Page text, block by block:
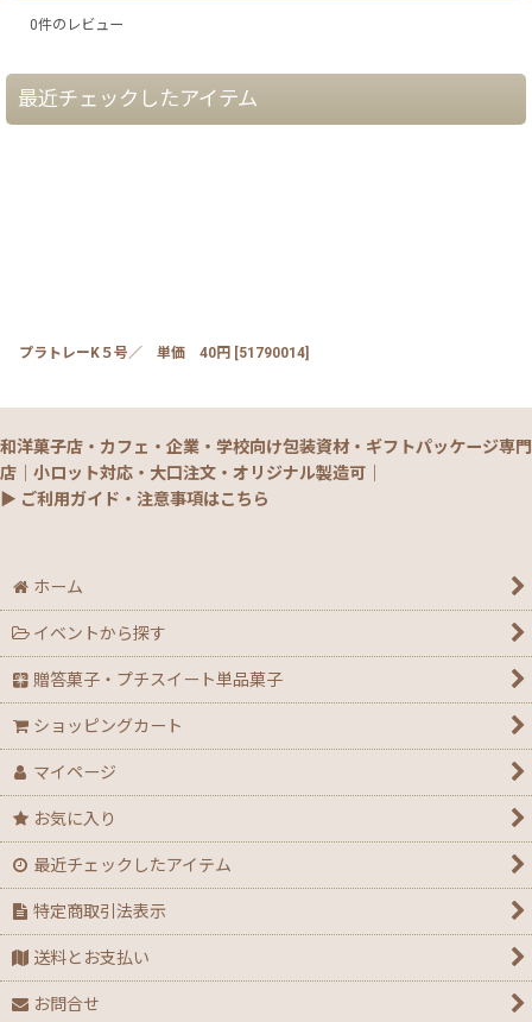
0件のレビュー
最近チェックしたアイテム
プラトレーK５号／ 単価 40円 [51790014]
和洋菓子店・カフェ・企業・学校向け包装資材・ギフトパッケージ専門
店｜小ロット対応・大口注文・オリジナル製造可｜
▶ ご利用ガイド・注意事項はこちら
ホーム
イベントから探す
贈答菓子・プチスイート単品菓子
ショッピングカート
マイページ
お気に入り
最近チェックしたアイテム
特定商取引法表示
送料とお支払い
お問合せ